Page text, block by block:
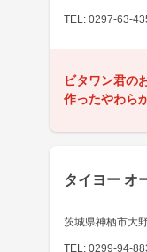
TEL: 0297-63-
ビタワン君の
作ったやわら
タイヨー オ
茨城県神栖市大
TEL: 0299-94-